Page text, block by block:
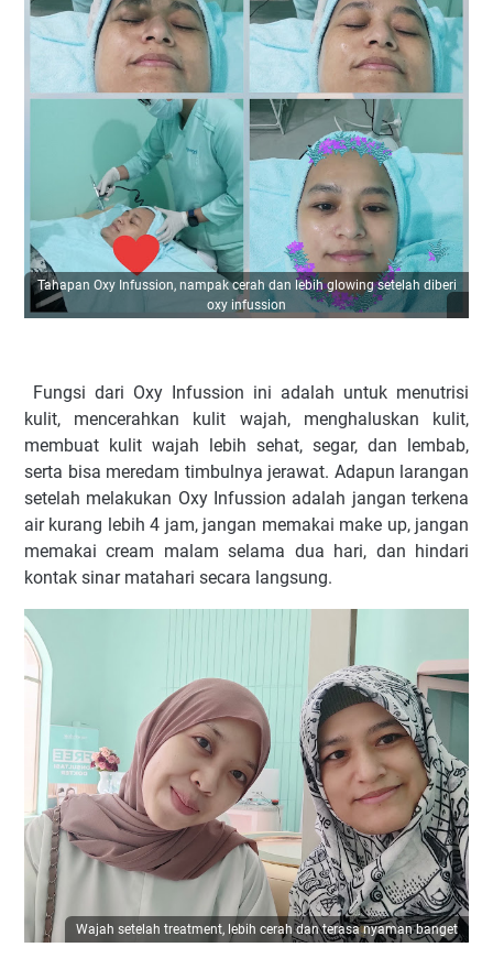
Tahapan Oxy Infussion, nampak cerah dan lebih glowing setelah diberi
oxy infussion
Fungsi dari Oxy Infussion ini adalah untuk menutrisi
kulit, mencerahkan kulit wajah, menghaluskan kulit,
membuat kulit wajah lebih sehat, segar, dan lembab,
serta bisa meredam timbulnya jerawat. Adapun larangan
setelah melakukan Oxy Infussion adalah jangan terkena
air kurang lebih 4 jam, jangan memakai make up, jangan
memakai cream malam selama dua hari, dan hindari
kontak sinar matahari secara langsung.
Wajah setelah treatment, lebih cerah dan terasa nyaman banget